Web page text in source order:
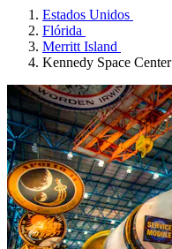
Estados Unidos
Flórida
Merritt Island
Kennedy Space Center